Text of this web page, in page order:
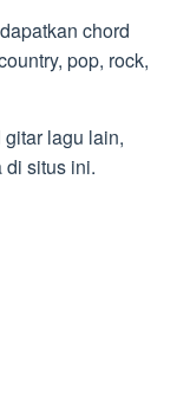
chord
pop, rock,
lagu lain,
situs ini.